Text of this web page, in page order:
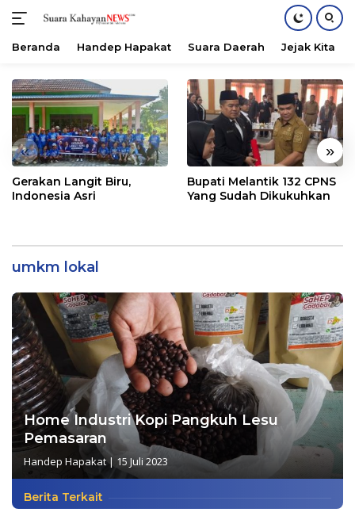
konten
Beranda Handep Hapakat Suara Daerah Jejak Kita
« »
Gerakan Langit Biru,
Indonesia Asri
Bupati Melantik 132 CPNS
Yang Sudah Dikukuhkan
umkm lokal
Home Industri Kopi Pangkuh Lesu
Pemasaran
Handep Hapakat| 15 Juli 2023
Berita Terkait